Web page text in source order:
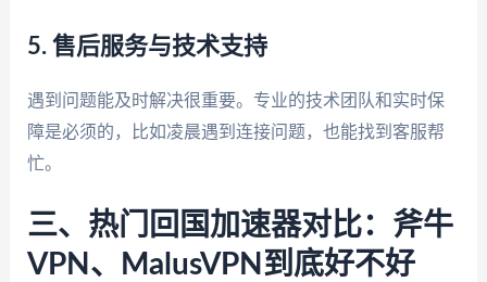
5. 售后服务与技术支持
遇到问题能及时解决很重要。专业的技术团队和实时保
障是必须的，比如凌晨遇到连接问题，也能找到客服帮
忙。
三、热门回国加速器对比：斧牛
VPN、MalusVPN到底好不好